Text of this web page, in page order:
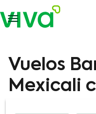

Vuelos
Mexicali